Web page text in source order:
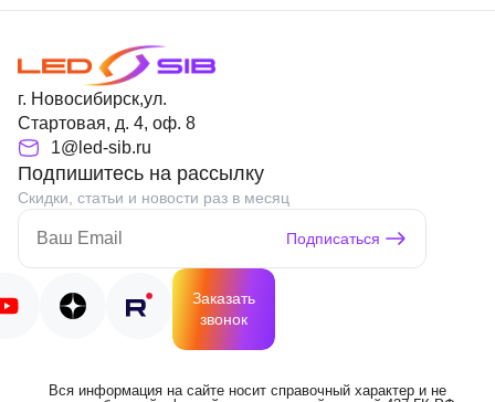
г. Новосибирск,ул.
Стартовая, д. 4, оф. 8
1@led-sib.ru
Подпишитесь на рассылку
Скидки, статьи и новости раз в месяц
Подписаться
Заказать
звонок
Вся информация на сайте носит справочный характер и не